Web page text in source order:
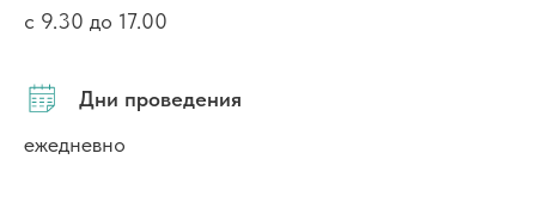
с 9.30 до 17.00
Дни проведения
ежедневно